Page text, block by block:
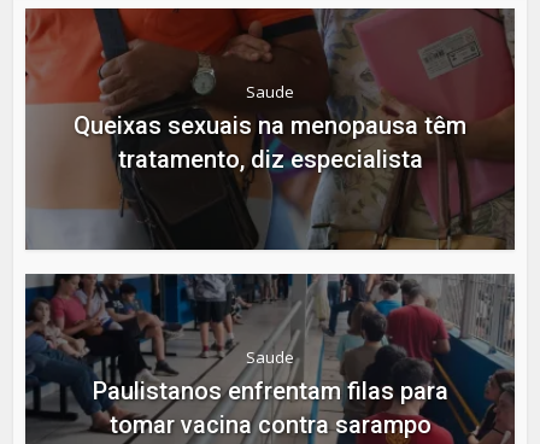
Saude
Queixas sexuais na menopausa têm
tratamento, diz especialista
Saude
Paulistanos enfrentam filas para
tomar vacina contra sarampo